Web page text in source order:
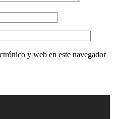
y web en este navegador